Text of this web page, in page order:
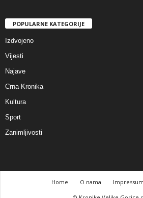
POPULARNE KATEGORIJE
Izdvojeno
Vijesti
Najave
Crna Kronika
Kultura
Sport
Zanimljivosti
Home O nama Impressum